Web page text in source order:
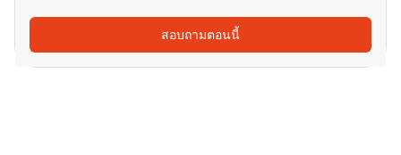
สอบถามตอนนี้